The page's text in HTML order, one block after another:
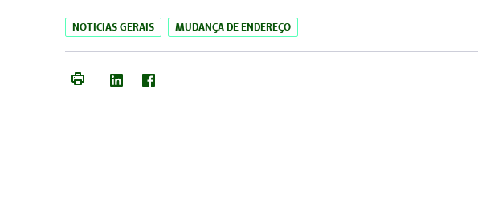
NOTICIAS GERAIS MUDANÇA DE ENDEREÇO